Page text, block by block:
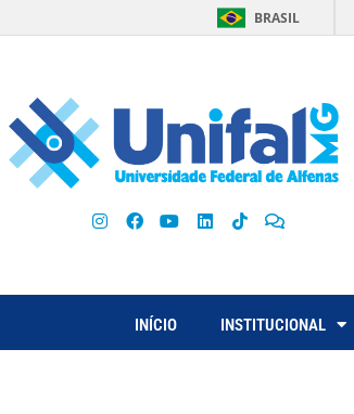
BRASIL
INÍCIO INSTITUCIONAL